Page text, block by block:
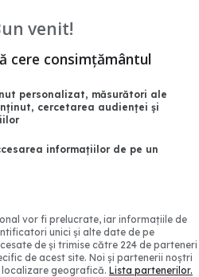
venit!
cere consimțământul
personalizat, măsurători ale
cercetarea audienței și
informațiilor de pe un
vor fi prelucrate, iar informațiile de
unici și alte date de pe
de și trimise către 224 de parteneri
de acest site. Noi și partenerii noștri
geografică. Lista partenerilor.